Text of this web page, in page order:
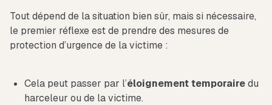
Tout dépend de la situation bien sûr, mais si nécessaire,
le premier réflexe est de prendre des mesures de
protection d’urgence de la victime :
Cela peut passer par l’éloignement temporairedu
harceleur ou de la victime.